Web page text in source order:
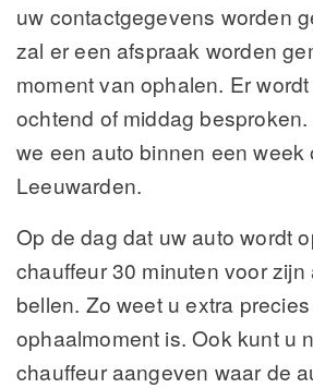
uw contactgegevens worden
zal er een afspraak worden
moment van ophalen. Er
ochtend of middag
we een auto binnen een week
Leeuwarden.
Op de dag dat uw auto wordt
chauffeur 30 minuten voor zijn
bellen. Zo weet u extra
ophaalmoment is. Ook kunt u
chauffeur aangeven waar de